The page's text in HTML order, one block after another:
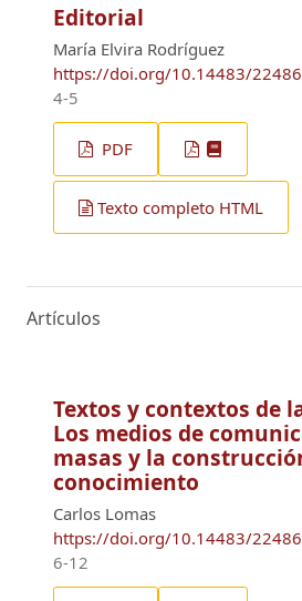
Editorial
María Elvira Rodríguez
https://doi.org/10.14483/
4-5
PDF
Texto completo HTML
Artículos
Textos y contextos de
Los medios de
masas y la
conocimiento
Carlos Lomas
https://doi.org/10.14483/
6-12